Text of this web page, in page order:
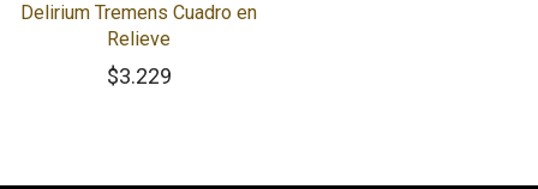
Delirium Tremens Cuadro en
Relieve
$3.229